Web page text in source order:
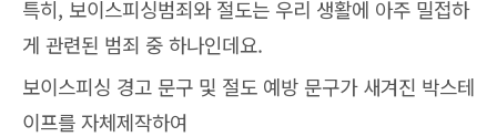
특히, 보이스피싱범죄와 절도는 우리 생활에 아주 밀접하
게 관련된 범죄 중 하나인데요.
보이스피싱 경고 문구 및 절도 예방 문구가 새겨진 박스테
이프를 자체제작하여